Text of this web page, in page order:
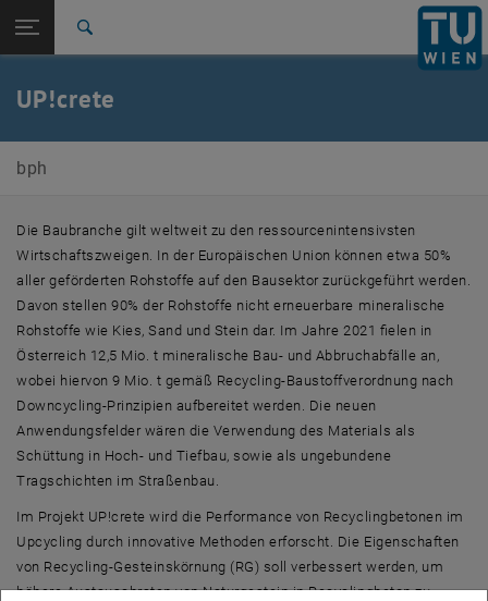
TU Login
Zurück zur letzten Ebene:
UP!crete
bph
Die Baubranche gilt weltweit zu den ressourcenintensivsten
Wirtschaftszweigen. In der Europäischen Union können etwa 50%
aller geförderten Rohstoffe auf den Bausektor zurückgeführt werden.
Davon stellen 90% der Rohstoffe nicht erneuerbare mineralische
Rohstoffe wie Kies, Sand und Stein dar. Im Jahre 2021 fielen in
Österreich 12,5 Mio. t mineralische Bau- und Abbruchabfälle an,
wobei hiervon 9 Mio. t gemäß Recycling-Baustoffverordnung nach
Downcycling-Prinzipien aufbereitet werden. Die neuen
Anwendungsfelder wären die Verwendung des Materials als
Schüttung in Hoch- und Tiefbau, sowie als ungebundene
Tragschichten im Straßenbau.
Im Projekt UP!crete wird die Performance von Recyclingbetonen im
Upcycling durch innovative Methoden erforscht. Die Eigenschaften
von Recycling-Gesteinskörnung (RG) soll verbessert werden, um
höhere Austauschraten von Naturgestein in Recyclingbeton zu